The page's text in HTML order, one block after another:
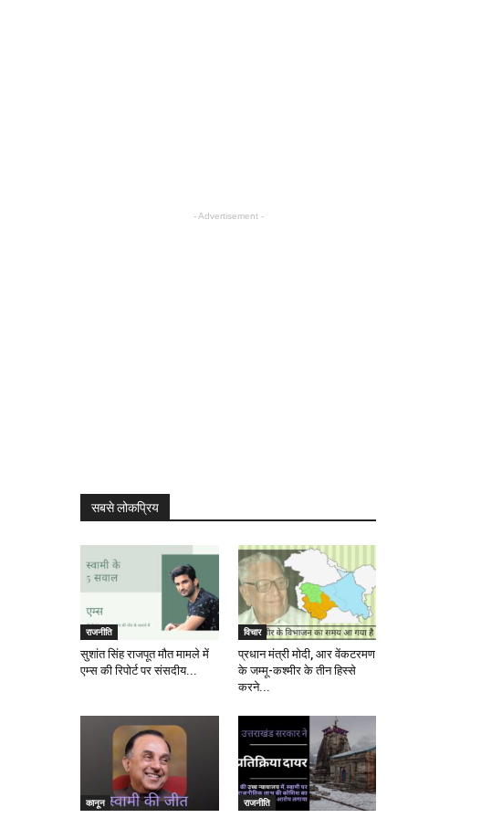
- Advertisement -
सबसे लोकप्रिय
राजनीति
सुशांत सिंह राजपूत मौत मामले में
एम्स की रिपोर्ट पर संसदीय...
विचार
प्रधान मंत्री मोदी, आर वेंकटरमण
के जम्मू-कश्मीर के तीन हिस्से
करने...
कानून राजनीति